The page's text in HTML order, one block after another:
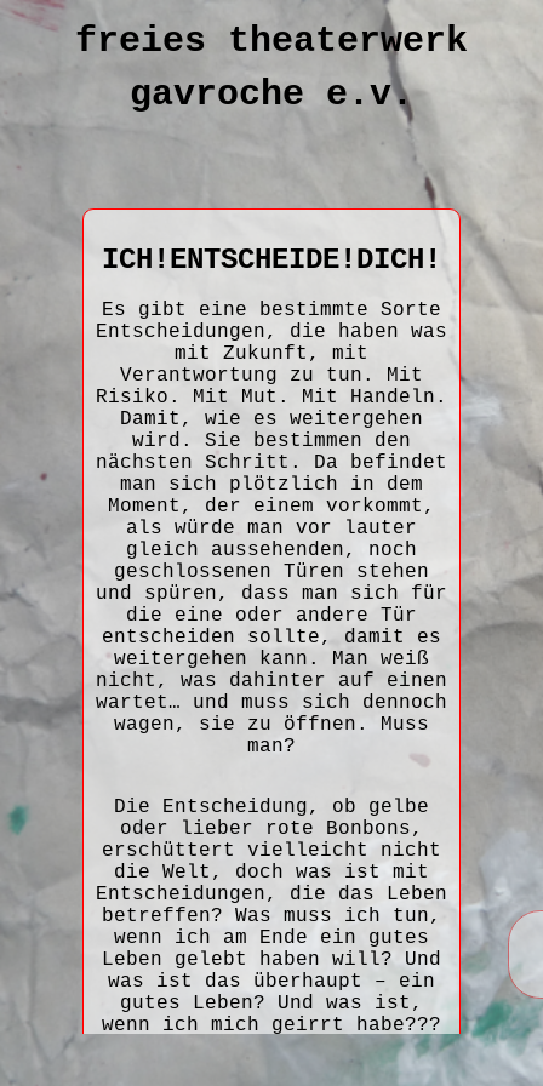
freies theaterwerk
gavroche e.v.
ICH!ENTSCHEIDE!DICH!
Es gibt eine bestimmte Sorte
Entscheidungen, die haben was
mit Zukunft, mit
Verantwortung zu tun. Mit
Risiko. Mit Mut. Mit Handeln.
Damit, wie es weitergehen
wird. Sie bestimmen den
nächsten Schritt. Da befindet
man sich plötzlich in dem
Moment, der einem vorkommt,
als würde man vor lauter
gleich aussehenden, noch
geschlossenen Türen stehen
und spüren, dass man sich für
die eine oder andere Tür
entscheiden sollte, damit es
weitergehen kann. Man weiß
nicht, was dahinter auf einen
wartet… und muss sich dennoch
wagen, sie zu öffnen. Muss
man?
Die Entscheidung, ob gelbe
oder lieber rote Bonbons,
erschüttert vielleicht nicht
die Welt, doch was ist mit
Entscheidungen, die das Leben
betreffen? Was muss ich tun,
wenn ich am Ende ein gutes
Leben gelebt haben will? Und
was ist das überhaupt – ein
gutes Leben? Und was ist,
wenn ich mich geirrt habe???